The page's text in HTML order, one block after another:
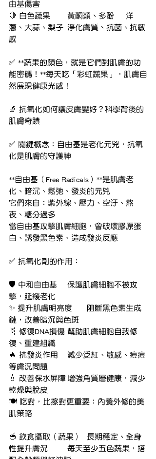
由基傷害
🍋 白色蔬果	黃酮類、多酚	洋
蔥、大蒜、梨子	淨化膚質、抗菌、抗敏
感
✅ **蔬果的顏色，就是它們對肌膚的功
能密碼！**每天吃「彩虹蔬果」，肌膚自
然展現健康光感！
🔬 抗氧化如何讓皮膚變好？科學背後的
肌膚奇蹟
✅ 關鍵概念：自由基是老化元兇，抗氧
化是肌膚的守護神
**自由基（Free Radicals）**是肌膚老
化、暗沉、鬆弛、發炎的元兇
它們來自：紫外線、壓力、空汙、熬
夜、糖分過多
當自由基攻擊肌膚細胞，會破壞膠原蛋
白、誘發黑色素、造成發炎反應
✅ 抗氧化劑的作用：
🛡️ 中和自由基	保護肌膚細胞不被攻
擊，延緩老化
✨ 提升肌膚明亮度	阻斷黑色素生成
鏈，改善暗沉與色斑
🧬 修復DNA損傷	幫助肌膚細胞自我修
復、重建組織
🔥 抗發炎作用	減少泛紅、敏感、痘痘
等膚況問題
💧 改善保水屏障	增強角質層健康，減少
乾燥與脫皮
🍽️ 吃對，比擦對更重要：內養外修的美
肌策略
🥣 飲食攝取（蔬果）	長期穩定、全身
性提升膚況	每天至少五色蔬果，搭